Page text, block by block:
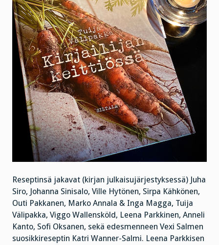
Reseptinsä jakavat (kirjan julkaisujärjestyksessä) Juha
Siro, Johanna Sinisalo, Ville Hytönen, Sirpa Kähkönen,
Outi Pakkanen, Marko Annala & Inga Magga, Tuija
Välipakka, Viggo Wallensköld, Leena Parkkinen, Anneli
Kanto, Sofi Oksanen, sekä edesmenneen Vexi Salmen
suosikkireseptin Katri Wanner-Salmi. Leena Parkkisen